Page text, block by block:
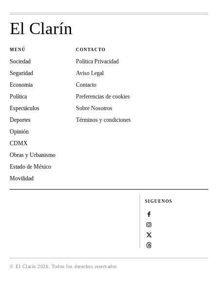
El Clarín
MENÚ
Sociedad
Seguridad
Economia
Política
Espectáculos
Deportes
Opinión
CDMX
Obras y Urbanismo
Estado de México
Movilidad
CONTACTO
Política Privacidad
Aviso Legal
Contacto
Preferencias de cookies
Sobre Nosotros
Términos y condiciones
SIGUENOS
© El Clarín 2026. Todos los derechos reservados